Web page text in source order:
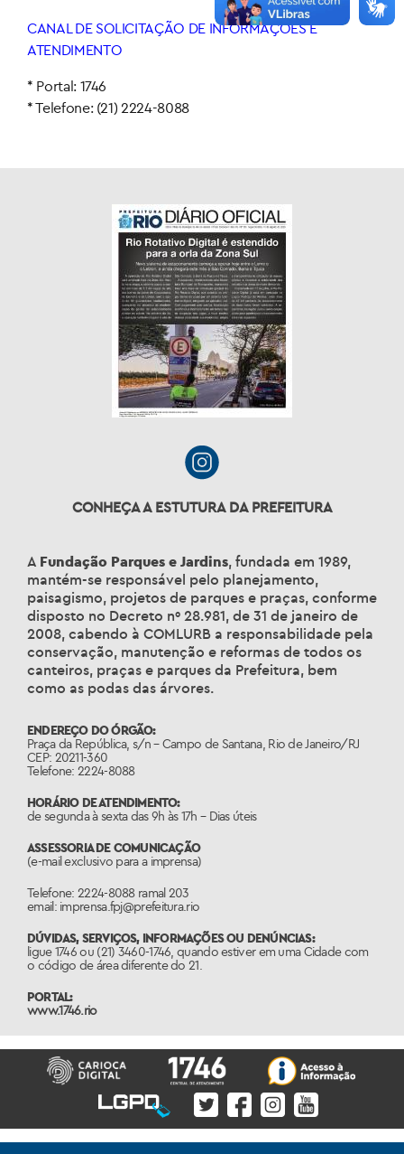
CANAL DE SOLICITAÇÃO DE INFORMAÇÕES E
ATENDIMENTO
* Portal: 1746
* Telefone: (21) 2224-8088
CONHEÇA A ESTUTURA DA PREFEITURA
A Fundação Parques e Jardins, fundada em 1989,
mantém-se responsável pelo planejamento,
paisagismo, projetos de parques e praças, conforme
disposto no Decreto nº 28.981, de 31 de janeiro de
2008, cabendo à COMLURB a responsabilidade pela
conservação, manutenção e reformas de todos os
canteiros, praças e parques da Prefeitura, bem
como as podas das árvores.
ENDEREÇO DO ÓRGÃO:
Praça da República, s/n – Campo de Santana, Rio de Janeiro/RJ
CEP: 20211-360
Telefone: 2224-8088
HORÁRIO DE ATENDIMENTO:
de segunda à sexta das 9h às 17h – Dias úteis
ASSESSORIA DE COMUNICAÇÃO
(e-mail exclusivo para a imprensa)
Telefone: 2224-8088 ramal 203
email: imprensa.fpj@prefeitura.rio
DÚVIDAS, SERVIÇOS, INFORMAÇÕES OU DENÚNCIAS:
ligue 1746 ou (21) 3460-1746, quando estiver em uma Cidade com
o código de área diferente do 21.
PORTAL:
www.1746.rio